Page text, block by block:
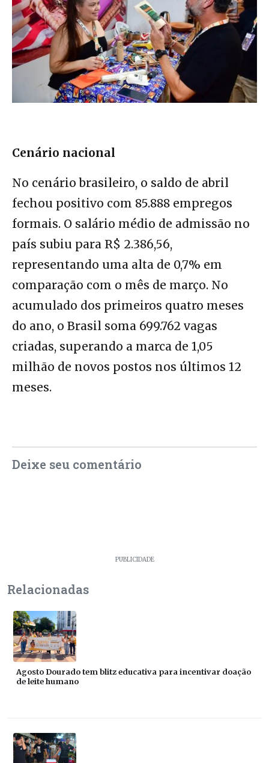
Cenário nacional
No cenário brasileiro, o saldo de abril
fechou positivo com 85.888 empregos
formais. O salário médio de admissão no
país subiu para R$ 2.386,56,
representando uma alta de 0,7% em
comparação com o mês de março. No
acumulado dos primeiros quatro meses
do ano, o Brasil soma 699.762 vagas
criadas, superando a marca de 1,05
milhão de novos postos nos últimos 12
meses.
Deixe seu comentário
PUBLICIDADE
Relacionadas
Agosto Dourado tem blitz educativa para incentivar doação
de leite humano